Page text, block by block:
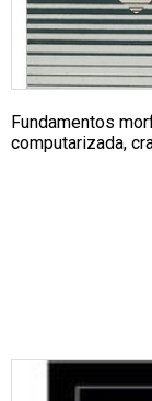
Fundamentos
computarizada,